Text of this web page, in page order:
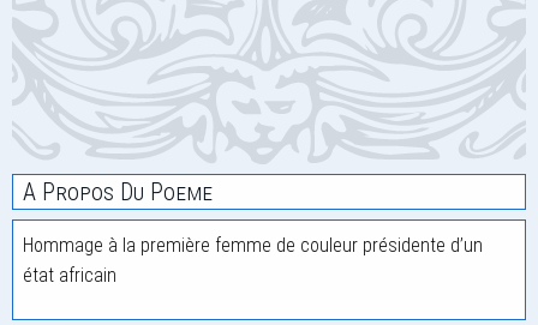
A Propos Du Poeme
Hommage à la première femme de couleur présidente d’un
état africain